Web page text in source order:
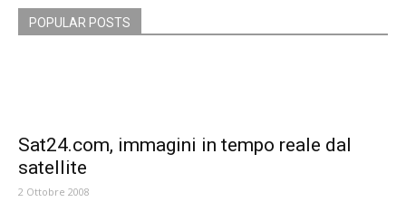
POPULAR POSTS
Sat24.com, immagini in tempo reale dal
satellite
2 Ottobre 2008